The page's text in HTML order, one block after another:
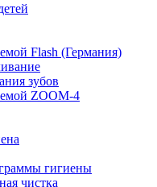
Flash (Германия)
зубов
ZOOM-4
гигиены
чистка